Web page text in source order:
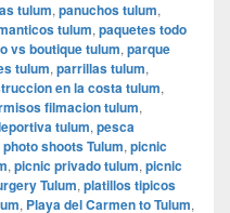
tulum, panuchos tulum,
tulum, paquetes todo
vs boutique tulum, parque
tulum, parrillas tulum,
en la costa tulum,
filmacion tulum,
tulum, pesca
photo shoots Tulum, picnic
, picnic privado tulum, picnic
Tulum, platillos tipicos
, Playa del Carmen to Tulum,